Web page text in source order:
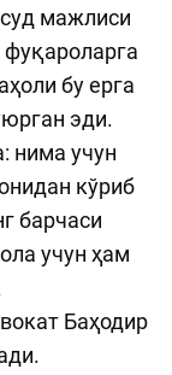
мажлиси
бу ерга
эди.
нима учун
кўриб
барчаси
учун ҳам
Баҳодир